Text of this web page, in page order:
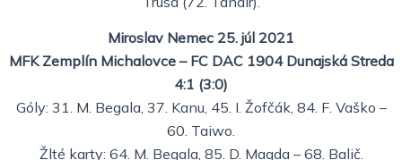
Miroslav Nemec 25. júl 2021
MFK Zemplín Michalovce – FC DAC 1904 Dunajská Streda
4:1 (3:0)
Góly: 31. M. Begala, 37. Kanu, 45. I. Žofčák, 84. F. Vaško –
60. Taiwo.
Žlté karty: 64. M. Begala, 85. D. Magda – 68. Balič.